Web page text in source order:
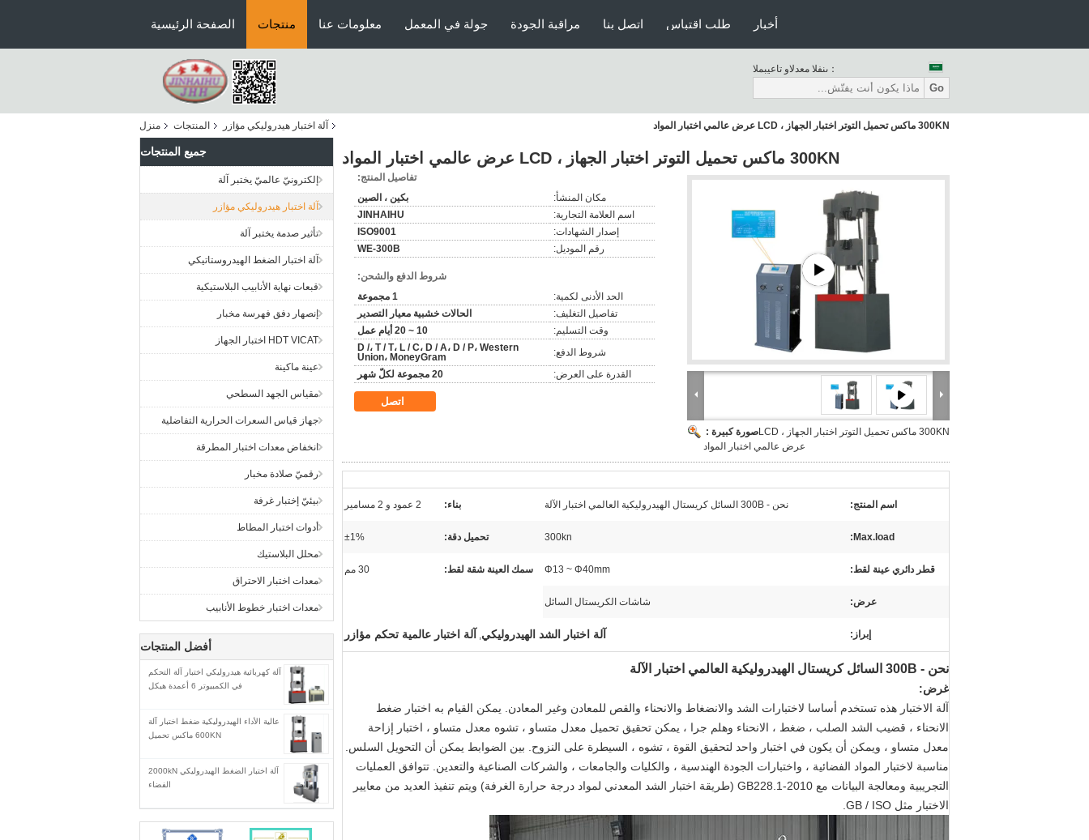
الصفحة الرئيسية منتجات معلومات عنا جولة في المعمل مراقبة الجودة اتصل بنا طلب اقتباس أخبار
المبيعات والدعم الفنى：
Go
منزل المنتجات آلة اختبار هيدروليكي مؤازر 300KN ماكس تحميل التوتر اختبار الجهاز ، LCD عرض عالمي اختبار المواد
جميع المنتجات
إلكترونيّ عالميّ يختبر آلة
آلة اختبار هيدروليكي مؤازر
تأثير صدمة يختبر آلة
آلة اختبار الضغط الهيدروستاتيكي
قبعات نهاية الأنابيب البلاستيكية
إنصهار دفق فهرسة مخبار
HDT VICAT اختبار الجهاز
عينة ماكينة
مقياس الجهد السطحي
جهاز قياس السعرات الحرارية التفاضلية
انخفاض معدات اختبار المطرقة
رقميّ صلادة مخبار
بيئيّ إختبار غرفة
أدوات اختبار المطاط
محلل البلاستيك
معدات اختبار الاحتراق
معدات اختبار خطوط الأنابيب
أفضل المنتجات
آلة كهربائية هيدروليكي اختبار آلة التحكم
في الكمبيوتر 6 أعمدة هيكل
عالية الأداء الهيدروليكية ضغط اختبار آلة
600KN ماكس تحميل
آلة اختبار الضغط الهيدروليكي 2000kN
الفضاء
300KN ماكس تحميل التوتر اختبار الجهاز ، LCD عرض عالمي اختبار المواد
صورة كبيرة :300KN ماكس تحميل التوتر اختبار الجهاز ، LCD
عرض عالمي اختبار المواد
تفاصيل المنتج:
مكان المنشأ:
بكين ، الصين
اسم العلامة التجارية:
JINHAIHU
إصدار الشهادات:
ISO9001
رقم الموديل:
WE-300B
شروط الدفع والشحن:
الحد الأدنى لكمية:
1 مجموعة
تفاصيل التغليف:
الحالات خشبية معيار التصدير
وقت التسليم:
10 ~ 20 أيام عمل
شروط الدفع:
D /، T / T، L / C، D / A، D / P، Western
Union، MoneyGram
القدرة على العرض:
20 مجموعة لكلّ شهر
اتصل
اسم المنتج: نحن - 300B السائل كريستال الهيدروليكية العالمي اختبار الآلة بناء: 2 عمود و 2 مسامير
Max.load:
300kn تحميل دقة: ±1%
قطر دائري عينة لقط: Φ13 ~ Φ40mm سمك العينة شقة لقط: 30 مم
عرض: شاشات الكريستال السائل
إبراز: آلة اختبار الشد الهيدروليكي, آلة اختبار عالمية تحكم مؤازر
نحن - 300B السائل كريستال الهيدروليكية العالمي اختبار الآلة
غرض:
آلة الاختبار هذه تستخدم أساسا لاختبارات الشد والانضغاط والانحناء والقص للمعادن وغير المعادن. يمكن القيام به اختبار ضغط
الانحناء ، قضيب الشد الصلب ، ضغط ، الانحناء وهلم جرا ، يمكن تحقيق تحميل معدل متساو ، تشوه معدل متساو ، اختبار إزاحة
معدل متساو ، ويمكن أن يكون في اختبار واحد لتحقيق القوة ، تشوه ، السيطرة على النزوح. بين الضوابط يمكن أن التحويل السلس.
مناسبة لاختبار المواد الفضائية ، واختبارات الجودة الهندسية ، والكليات والجامعات ، والشركات الصناعية والتعدين. تتوافق العمليات
التجريبية ومعالجة البيانات مع GB228.1-2010 (طريقة اختبار الشد المعدني لمواد درجة حرارة الغرفة) ويتم تنفيذ العديد من معايير
الاختبار مثل GB / ISO.